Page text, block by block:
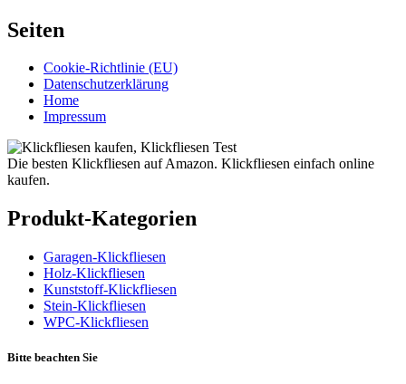
Seiten
Cookie-Richtlinie (EU)
Datenschutzerklärung
Home
Impressum
Die besten Klickfliesen auf Amazon. Klickfliesen einfach online
kaufen.
Produkt-Kategorien
Garagen-Klickfliesen
Holz-Klickfliesen
Kunststoff-Klickfliesen
Stein-Klickfliesen
WPC-Klickfliesen
Bitte beachten Sie